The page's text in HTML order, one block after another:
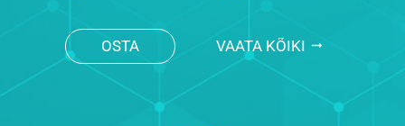
OSTA VAATA KÕIKI arrow_right_alt